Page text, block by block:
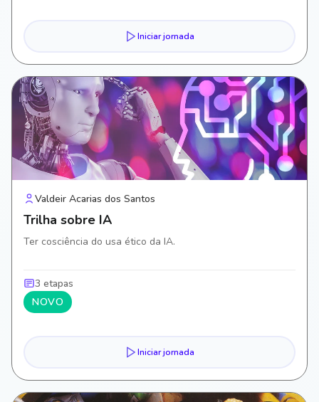
Iniciar jornada
Valdeir Acarias dos Santos
Trilha sobre IA
Ter cosciência do usa ético da IA.
3 etapas
NOVO
Iniciar jornada